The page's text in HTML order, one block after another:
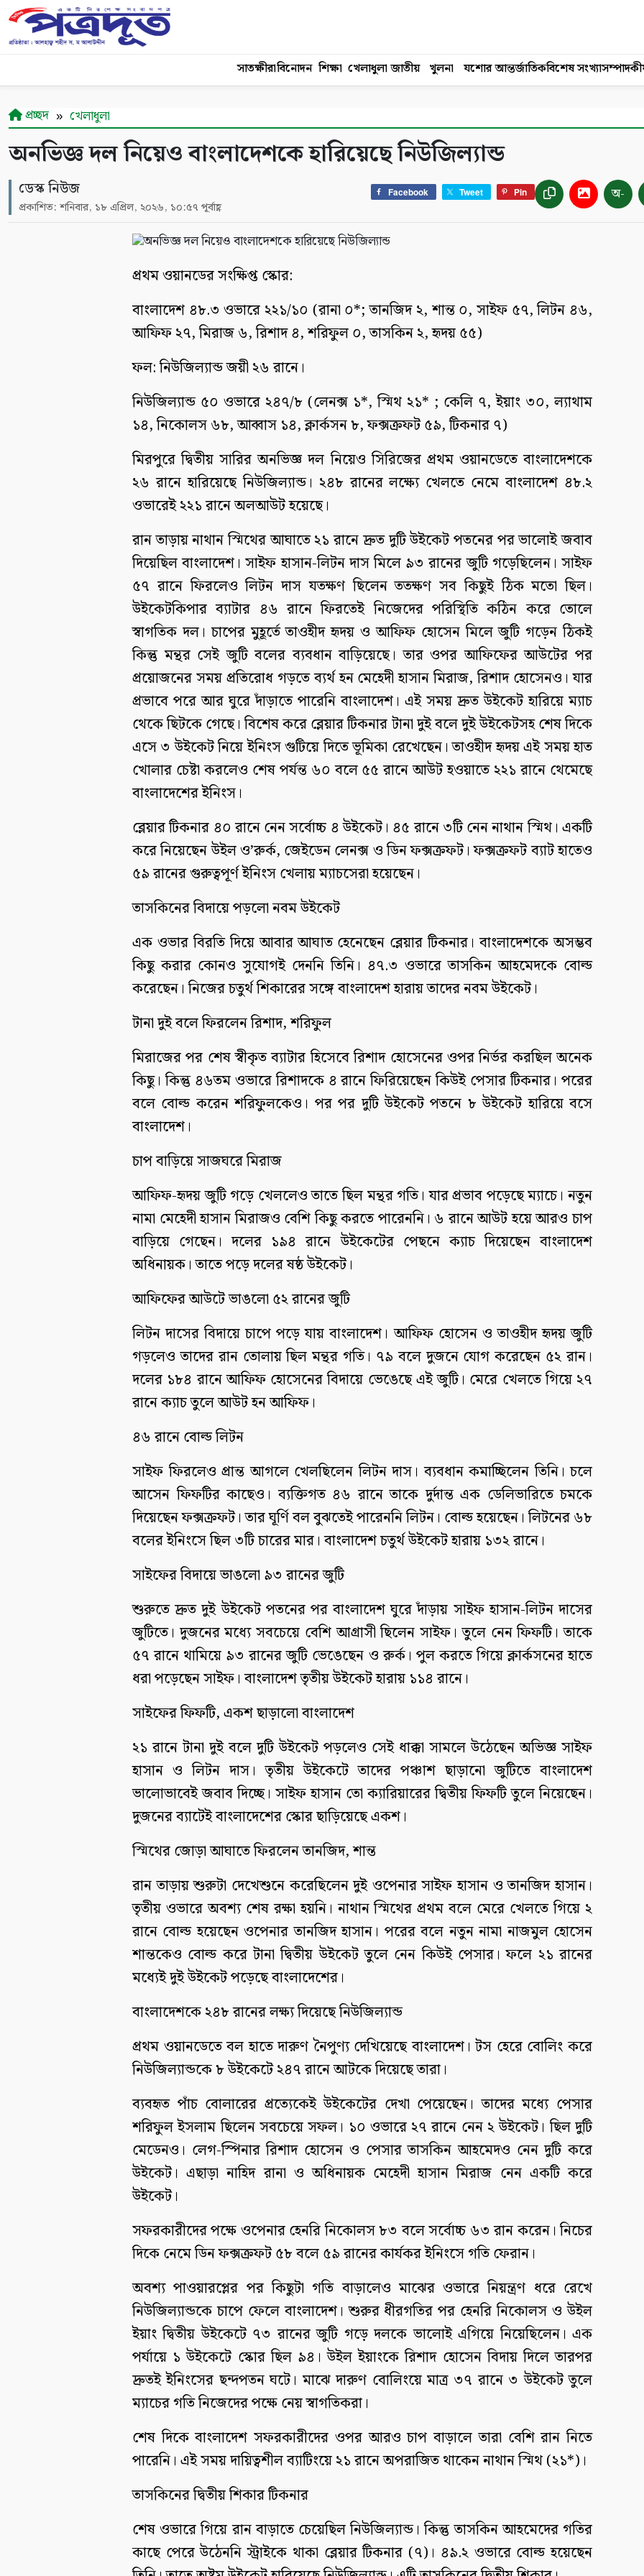
সাতক্ষীরাবিনোদন শিক্ষা খেলাধুলা জাতীয় খুলনা যশোর আন্তর্জাতিকবিশেষ সংখ্যা
প্রচ্ছদ খেলাধুলা
অনভিজ্ঞ দল নিয়েও বাংলাদেশকে হারিয়েছে নিউজিল্যান্ড
ডেস্ক নিউজ
প্রকাশিত: শনিবার, ১৮ এপ্রিল, ২০২৬, ১০:৫৭ পূর্বাহ্ণ
Facebook Tweet Pin অ-
প্রথম ওয়ানডের সংক্ষিপ্ত স্কোর:
বাংলাদেশ ৪৮.৩ ওভারে ২২১/১০ (রানা ০*; তানজিদ ২, শান্ত ০, সাইফ ৫৭, লিটন ৪৬,
আফিফ ২৭, মিরাজ ৬, রিশাদ ৪, শরিফুল ০, তাসকিন ২, হৃদয় ৫৫)
ফল: নিউজিল্যান্ড জয়ী ২৬ রানে।
নিউজিল্যান্ড ৫০ ওভারে ২৪৭/৮ (লেনক্স ১*, স্মিথ ২১* ; কেলি ৭, ইয়াং ৩০, ল্যাথাম
১৪, নিকোলস ৬৮, আব্বাস ১৪, ক্লার্কসন ৮, ফক্সক্রফট ৫৯, টিকনার ৭)
মিরপুরে দ্বিতীয় সারির অনভিজ্ঞ দল নিয়েও সিরিজের প্রথম ওয়ানডেতে বাংলাদেশকে
২৬ রানে হারিয়েছে নিউজিল্যান্ড। ২৪৮ রানের লক্ষ্যে খেলতে নেমে বাংলাদেশ ৪৮.২
ওভারেই ২২১ রানে অলআউট হয়েছে।
রান তাড়ায় নাথান স্মিথের আঘাতে ২১ রানে দ্রুত দুটি উইকেট পতনের পর ভালোই জবাব
দিয়েছিল বাংলাদেশ। সাইফ হাসান-লিটন দাস মিলে ৯৩ রানের জুটি গড়েছিলেন। সাইফ
৫৭ রানে ফিরলেও লিটন দাস যতক্ষণ ছিলেন ততক্ষণ সব কিছুই ঠিক মতো ছিল।
উইকেটকিপার ব্যাটার ৪৬ রানে ফিরতেই নিজেদের পরিস্থিতি কঠিন করে তোলে
স্বাগতিক দল। চাপের মুহূর্তে তাওহীদ হৃদয় ও আফিফ হোসেন মিলে জুটি গড়েন ঠিকই
কিন্তু মন্থর সেই জুটি বলের ব্যবধান বাড়িয়েছে। তার ওপর আফিফের আউটের পর
প্রয়োজনের সময় প্রতিরোধ গড়তে ব্যর্থ হন মেহেদী হাসান মিরাজ, রিশাদ হোসেনও। যার
প্রভাবে পরে আর ঘুরে দাঁড়াতে পারেনি বাংলাদেশ। এই সময় দ্রুত উইকেট হারিয়ে ম্যাচ
থেকে ছিটকে গেছে। বিশেষ করে ব্লেয়ার টিকনার টানা দুই বলে দুই উইকেটসহ শেষ দিকে
এসে ৩ উইকেট নিয়ে ইনিংস গুটিয়ে দিতে ভূমিকা রেখেছেন। তাওহীদ হৃদয় এই সময় হাত
খোলার চেষ্টা করলেও শেষ পর্যন্ত ৬০ বলে ৫৫ রানে আউট হওয়াতে ২২১ রানে থেমেছে
বাংলাদেশের ইনিংস।
ব্লেয়ার টিকনার ৪০ রানে নেন সর্বোচ্চ ৪ উইকেট। ৪৫ রানে ৩টি নেন নাথান স্মিথ। একটি
করে নিয়েছেন উইল ও’রুর্ক, জেইডেন লেনক্স ও ডিন ফক্সক্রফট। ফক্সক্রফট ব্যাট হাতেও
৫৯ রানের গুরুত্বপূর্ণ ইনিংস খেলায় ম্যাচসেরা হয়েছেন।
তাসকিনের বিদায়ে পড়লো নবম উইকেট
এক ওভার বিরতি দিয়ে আবার আঘাত হেনেছেন ব্লেয়ার টিকনার। বাংলাদেশকে অসম্ভব
কিছু করার কোনও সুযোগই দেননি তিনি। ৪৭.৩ ওভারে তাসকিন আহমেদকে বোল্ড
করেছেন। নিজের চতুর্থ শিকারের সঙ্গে বাংলাদেশ হারায় তাদের নবম উইকেট।
টানা দুই বলে ফিরলেন রিশাদ, শরিফুল
মিরাজের পর শেষ স্বীকৃত ব্যাটার হিসেবে রিশাদ হোসেনের ওপর নির্ভর করছিল অনেক
কিছু। কিন্তু ৪৬তম ওভারে রিশাদকে ৪ রানে ফিরিয়েছেন কিউই পেসার টিকনার। পরের
বলে বোল্ড করেন শরিফুলকেও। পর পর দুটি উইকেট পতনে ৮ উইকেট হারিয়ে বসে
বাংলাদেশ।
চাপ বাড়িয়ে সাজঘরে মিরাজ
আফিফ-হৃদয় জুটি গড়ে খেললেও তাতে ছিল মন্থর গতি। যার প্রভাব পড়েছে ম্যাচে। নতুন
নামা মেহেদী হাসান মিরাজও বেশি কিছু করতে পারেননি। ৬ রানে আউট হয়ে আরও চাপ
বাড়িয়ে গেছেন। দলের ১৯৪ রানে উইকেটের পেছনে ক্যাচ দিয়েছেন বাংলাদেশ
অধিনায়ক। তাতে পড়ে দলের ষষ্ঠ উইকেট।
আফিফের আউটে ভাঙলো ৫২ রানের জুটি
লিটন দাসের বিদায়ে চাপে পড়ে যায় বাংলাদেশ। আফিফ হোসেন ও তাওহীদ হৃদয় জুটি
গড়লেও তাদের রান তোলায় ছিল মন্থর গতি। ৭৯ বলে দুজনে যোগ করেছেন ৫২ রান।
দলের ১৮৪ রানে আফিফ হোসেনের বিদায়ে ভেঙেছে এই জুটি। মেরে খেলতে গিয়ে ২৭
রানে ক্যাচ তুলে আউট হন আফিফ।
৪৬ রানে বোল্ড লিটন
সাইফ ফিরলেও প্রান্ত আগলে খেলছিলেন লিটন দাস। ব্যবধান কমাচ্ছিলেন তিনি। চলে
আসেন ফিফটির কাছেও। ব্যক্তিগত ৪৬ রানে তাকে দুর্দান্ত এক ডেলিভারিতে চমকে
দিয়েছেন ফক্সক্রফট। তার ঘূর্ণি বল বুঝতেই পারেননি লিটন। বোল্ড হয়েছেন। লিটনের ৬৮
বলের ইনিংসে ছিল ৩টি চারের মার। বাংলাদেশ চতুর্থ উইকেট হারায় ১৩২ রানে।
সাইফের বিদায়ে ভাঙলো ৯৩ রানের জুটি
শুরুতে দ্রুত দুই উইকেট পতনের পর বাংলাদেশ ঘুরে দাঁড়ায় সাইফ হাসান-লিটন দাসের
জুটিতে। দুজনের মধ্যে সবচেয়ে বেশি আগ্রাসী ছিলেন সাইফ। তুলে নেন ফিফটি। তাকে
৫৭ রানে থামিয়ে ৯৩ রানের জুটি ভেঙেছেন ও রুর্ক। পুল করতে গিয়ে ক্লার্কসনের হাতে
ধরা পড়েছেন সাইফ। বাংলাদেশ তৃতীয় উইকেট হারায় ১১৪ রানে।
সাইফের ফিফটি, একশ ছাড়ালো বাংলাদেশ
২১ রানে টানা দুই বলে দুটি উইকেট পড়লেও সেই ধাক্কা সামলে উঠেছেন অভিজ্ঞ সাইফ
হাসান ও লিটন দাস। তৃতীয় উইকেটে তাদের পঞ্চাশ ছাড়ানো জুটিতে বাংলাদেশ
ভালোভাবেই জবাব দিচ্ছে। সাইফ হাসান তো ক্যারিয়ারের দ্বিতীয় ফিফটি তুলে নিয়েছেন।
দুজনের ব্যাটেই বাংলাদেশের স্কোর ছাড়িয়েছে একশ।
স্মিথের জোড়া আঘাতে ফিরলেন তানজিদ, শান্ত
রান তাড়ায় শুরুটা দেখেশুনে করেছিলেন দুই ওপেনার সাইফ হাসান ও তানজিদ হাসান।
তৃতীয় ওভারে অবশ্য শেষ রক্ষা হয়নি। নাথান স্মিথের প্রথম বলে মেরে খেলতে গিয়ে ২
রানে বোল্ড হয়েছেন ওপেনার তানজিদ হাসান। পরের বলে নতুন নামা নাজমুল হোসেন
শান্তকেও বোল্ড করে টানা দ্বিতীয় উইকেট তুলে নেন কিউই পেসার। ফলে ২১ রানের
মধ্যেই দুই উইকেট পড়েছে বাংলাদেশের।
বাংলাদেশকে ২৪৮ রানের লক্ষ্য দিয়েছে নিউজিল্যান্ড
প্রথম ওয়ানডেতে বল হাতে দারুণ নৈপুণ্য দেখিয়েছে বাংলাদেশ। টস হেরে বোলিং করে
নিউজিল্যান্ডকে ৮ উইকেটে ২৪৭ রানে আটকে দিয়েছে তারা।
ব্যবহৃত পাঁচ বোলারের প্রত্যেকেই উইকেটের দেখা পেয়েছেন। তাদের মধ্যে পেসার
শরিফুল ইসলাম ছিলেন সবচেয়ে সফল। ১০ ওভারে ২৭ রানে নেন ২ উইকেট। ছিল দুটি
মেডেনও। লেগ-স্পিনার রিশাদ হোসেন ও পেসার তাসকিন আহমেদও নেন দুটি করে
উইকেট। এছাড়া নাহিদ রানা ও অধিনায়ক মেহেদী হাসান মিরাজ নেন একটি করে
উইকেট।
সফরকারীদের পক্ষে ওপেনার হেনরি নিকোলস ৮৩ বলে সর্বোচ্চ ৬৩ রান করেন। নিচের
দিকে নেমে ডিন ফক্সক্রফট ৫৮ বলে ৫৯ রানের কার্যকর ইনিংসে গতি ফেরান।
অবশ্য পাওয়ারপ্লের পর কিছুটা গতি বাড়ালেও মাঝের ওভারে নিয়ন্ত্রণ ধরে রেখে
নিউজিল্যান্ডকে চাপে ফেলে বাংলাদেশ। শুরুর ধীরগতির পর হেনরি নিকোলস ও উইল
ইয়াং দ্বিতীয় উইকেটে ৭৩ রানের জুটি গড়ে দলকে ভালোই এগিয়ে নিয়েছিলেন। এক
পর্যায়ে ১ উইকেটে স্কোর ছিল ৯৪। উইল ইয়াংকে রিশাদ হোসেন বিদায় দিলে তারপর
দ্রুতই ইনিংসের ছন্দপতন ঘটে। মাঝে দারুণ বোলিংয়ে মাত্র ৩৭ রানে ৩ উইকেট তুলে
ম্যাচের গতি নিজেদের পক্ষে নেয় স্বাগতিকরা।
শেষ দিকে বাংলাদেশ সফরকারীদের ওপর আরও চাপ বাড়ালে তারা বেশি রান নিতে
পারেনি। এই সময় দায়িত্বশীল ব্যাটিংয়ে ২১ রানে অপরাজিত থাকেন নাথান স্মিথ (২১*)।
তাসকিনের দ্বিতীয় শিকার টিকনার
শেষ ওভারে গিয়ে রান বাড়াতে চেয়েছিল নিউজিল্যান্ড। কিন্তু তাসকিন আহমেদের গতির
কাছে পেরে উঠেননি স্ট্রাইকে থাকা ব্লেয়ার টিকনার (৭)। ৪৯.২ ওভারে বোল্ড হয়েছেন